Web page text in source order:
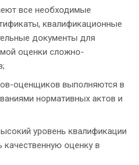
все необходимые
квалификационные
документы для
оценки сложно-
оценщиков выполняются в
нормативных актов и
уровень квалификации
оценку в